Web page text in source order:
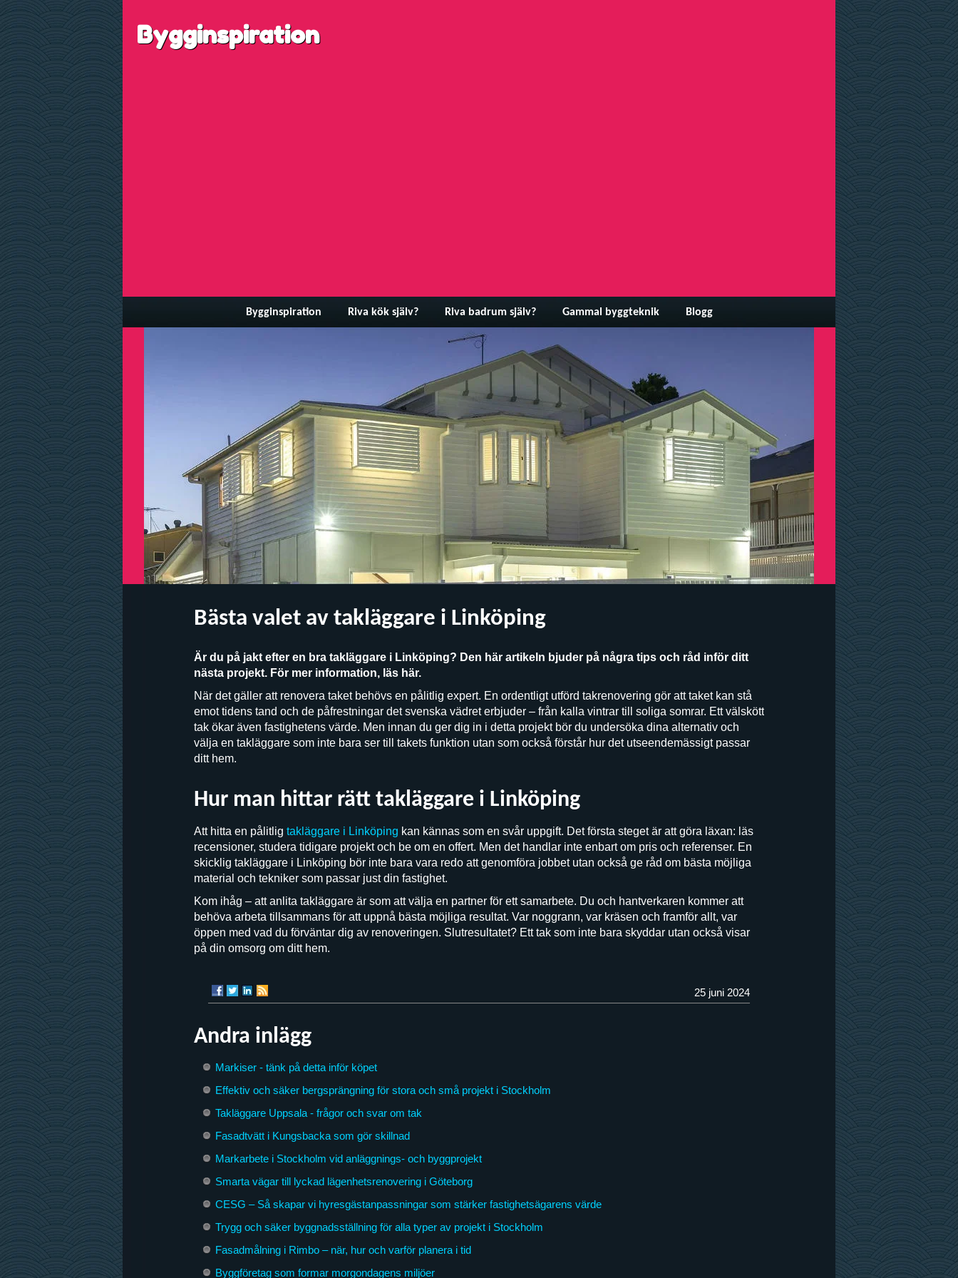
Bygginspiration
Bygginspiration Riva kök själv? Riva badrum själv? Gammal byggteknik Blogg
Bästa valet av takläggare i Linköping
Är du på jakt efter en bra takläggare i Linköping? Den här artikeln bjuder på några tips och råd inför ditt
nästa projekt. För mer information, läs här.
När det gäller att renovera taket behövs en pålitlig expert. En ordentligt utförd takrenovering gör att taket kan stå
emot tidens tand och de påfrestningar det svenska vädret erbjuder – från kalla vintrar till soliga somrar. Ett välskött
tak ökar även fastighetens värde. Men innan du ger dig in i detta projekt bör du undersöka dina alternativ och
välja en takläggare som inte bara ser till takets funktion utan som också förstår hur det utseendemässigt passar
ditt hem.
Hur man hittar rätt takläggare i Linköping
Att hitta en pålitlig takläggare i Linköping kan kännas som en svår uppgift. Det första steget är att göra läxan: läs
recensioner, studera tidigare projekt och be om en offert. Men det handlar inte enbart om pris och referenser. En
skicklig takläggare i Linköping bör inte bara vara redo att genomföra jobbet utan också ge råd om bästa möjliga
material och tekniker som passar just din fastighet.
Kom ihåg – att anlita takläggare är som att välja en partner för ett samarbete. Du och hantverkaren kommer att
behöva arbeta tillsammans för att uppnå bästa möjliga resultat. Var noggrann, var kräsen och framför allt, var
öppen med vad du förväntar dig av renoveringen. Slutresultatet? Ett tak som inte bara skyddar utan också visar
på din omsorg om ditt hem.
25 juni 2024
Andra inlägg
Markiser - tänk på detta inför köpet
Effektiv och säker bergsprängning för stora och små projekt i Stockholm
Takläggare Uppsala - frågor och svar om tak
Fasadtvätt i Kungsbacka som gör skillnad
Markarbete i Stockholm vid anläggnings- och byggprojekt
Smarta vägar till lyckad lägenhetsrenovering i Göteborg
CESG – Så skapar vi hyresgästanpassningar som stärker fastighetsägarens värde
Trygg och säker byggnadsställning för alla typer av projekt i Stockholm
Fasadmålning i Rimbo – när, hur och varför planera i tid
Byggföretag som formar morgondagens miljöer